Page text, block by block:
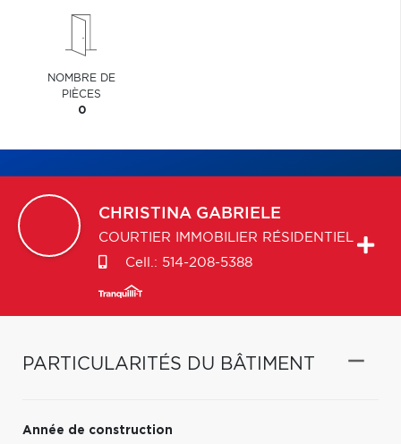
NOMBRE DE
PIÈCES
0
CHRISTINA GABRIELE
COURTIER IMMOBILIER RÉSIDENTIEL
Cell.: 514-208-5388
PARTICULARITÉS DU BÂTIMENT
Année de construction